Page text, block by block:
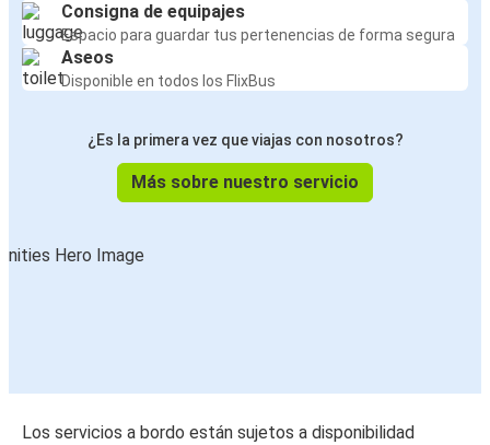
Consigna de equipajes
Espacio para guardar tus pertenencias de forma segura
Aseos
Disponible en todos los FlixBus
¿Es la primera vez que viajas con nosotros?
Más sobre nuestro servicio
Los servicios a bordo están sujetos a disponibilidad